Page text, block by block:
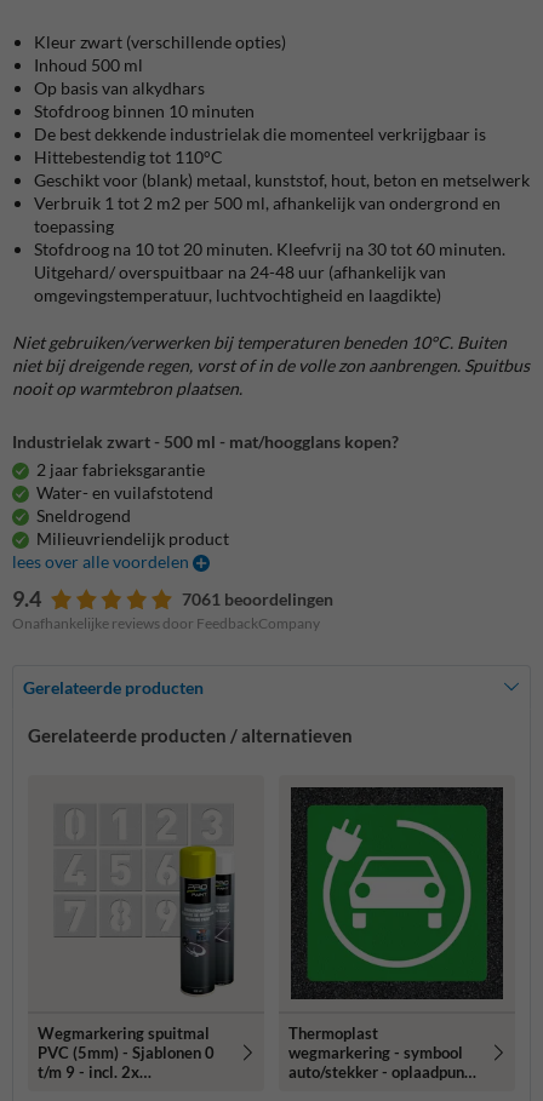
Kleur zwart (verschillende opties)
Inhoud 500 ml
Op basis van alkydhars
Stofdroog binnen 10 minuten
De best dekkende industrielak die momenteel verkrijgbaar is
Hittebestendig tot 110°C
Geschikt voor (blank) metaal, kunststof, hout, beton en metselwerk
Verbruik 1 tot 2 m2 per 500 ml, afhankelijk van ondergrond en
toepassing
Stofdroog na 10 tot 20 minuten. Kleefvrij na 30 tot 60 minuten.
Uitgehard/ overspuitbaar na 24-48 uur (afhankelijk van
omgevingstemperatuur, luchtvochtigheid en laagdikte)
Niet gebruiken/verwerken bij temperaturen beneden 10°C. Buiten
niet bij dreigende regen, vorst of in de volle zon aanbrengen. Spuitbus
nooit op warmtebron plaatsen.
Industrielak zwart - 500 ml - mat/hoogglans kopen?
2 jaar fabrieksgarantie
Water- en vuilafstotend
Sneldrogend
Milieuvriendelijk product
lees over alle voordelen
9.4 7061 beoordelingen
Onafhankelijke reviews door FeedbackCompany
Gerelateerde producten
Gerelateerde producten / alternatieven
Wegmarkering spuitmal
PVC (5mm) - Sjablonen 0
t/m 9 - incl. 2x
Thermoplast
wegmarkering - symbool
auto/stekker - oplaadpunt